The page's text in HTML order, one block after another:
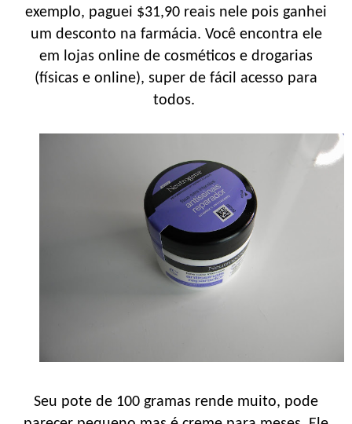
exemplo, paguei $31,90 reais nele pois ganhei
um desconto na farmácia. Você encontra ele
em lojas online de cosméticos e drogarias
(físicas e online), super de fácil acesso para
todos.
Seu pote de 100 gramas rende muito, pode